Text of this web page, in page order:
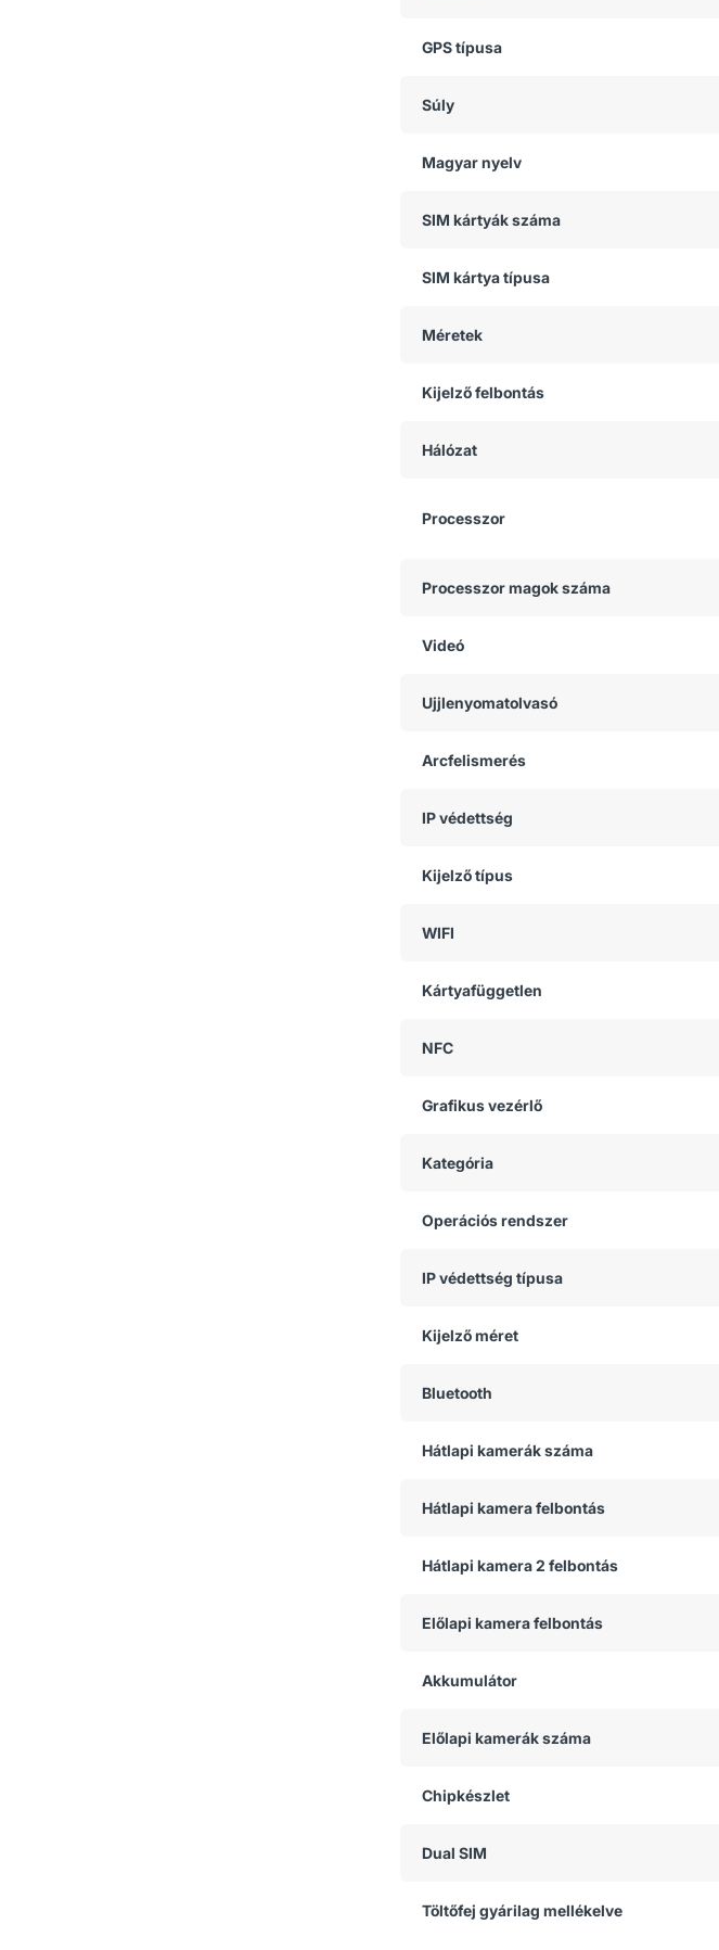
GPS típusa
Súly
Magyar nyelv
SIM kártyák száma
SIM kártya típusa
Méretek
Kijelző felbontás
Hálózat
Processzor
Processzor magok száma
Videó
Ujjlenyomatolvasó
Arcfelismerés
IP védettség
Kijelző típus
WIFI
Kártyafüggetlen
NFC
Grafikus vezérlő
Kategória
Operációs rendszer
IP védettség típusa
Kijelző méret
Bluetooth
Hátlapi kamerák száma
Hátlapi kamera felbontás
Hátlapi kamera 2 felbontás
Előlapi kamera felbontás
Akkumulátor
Előlapi kamerák száma
Chipkészlet
Dual SIM
Töltőfej gyárilag mellékelve